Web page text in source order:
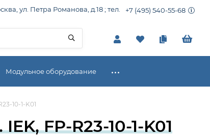
ул. Петра Романова, д.18 ; тел. +7 (495) 540-55-68
Модульное оборудование
10-1-K01
FP-R23-10-1-K01